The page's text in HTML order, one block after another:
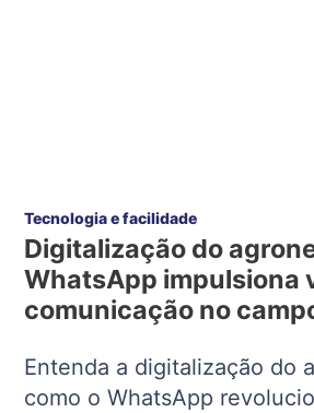
Tecnologia e facilidade
Digitalização do
WhatsApp impulsiona
comunicação no
Entenda a digitalização do
como o WhatsApp